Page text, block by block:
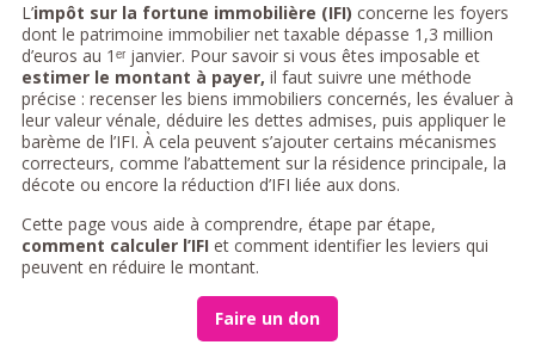
L’impôt sur la fortune immobilière (IFI) concerne les foyers
dont le patrimoine immobilier net taxable dépasse 1,3 million
d’euros au 1ᵉʳ janvier. Pour savoir si vous êtes imposable et
estimer le montant à payer, il faut suivre une méthode
précise : recenser les biens immobiliers concernés, les évaluer à
leur valeur vénale, déduire les dettes admises, puis appliquer le
barème de l’IFI. À cela peuvent s’ajouter certains mécanismes
correcteurs, comme l’abattement sur la résidence principale, la
décote ou encore la réduction d’IFI liée aux dons.
Cette page vous aide à comprendre, étape par étape,
comment calculer l’IFI et comment identifier les leviers qui
peuvent en réduire le montant.
Faire un don